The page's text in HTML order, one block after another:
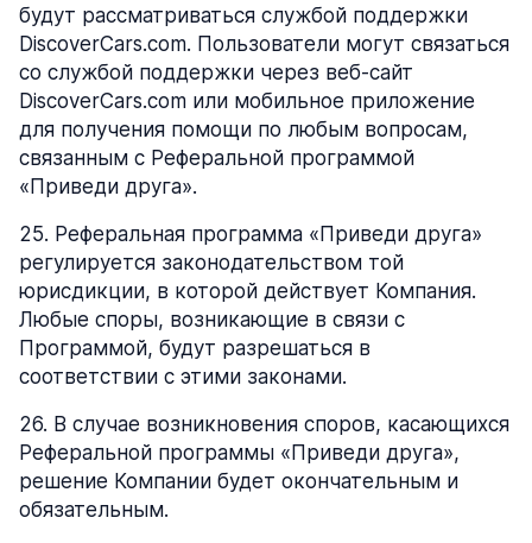
будут рассматриваться службой поддержки
DiscoverCars.com. Пользователи могут связаться
со службой поддержки через веб-сайт
DiscoverCars.com или мобильное приложение
для получения помощи по любым вопросам,
связанным с Реферальной программой
«Приведи друга».
25. Реферальная программа «Приведи друга»
регулируется законодательством той
юрисдикции, в которой действует Компания.
Любые споры, возникающие в связи с
Программой, будут разрешаться в
соответствии с этими законами.
26. В случае возникновения споров, касающихся
Реферальной программы «Приведи друга»,
решение Компании будет окончательным и
обязательным.